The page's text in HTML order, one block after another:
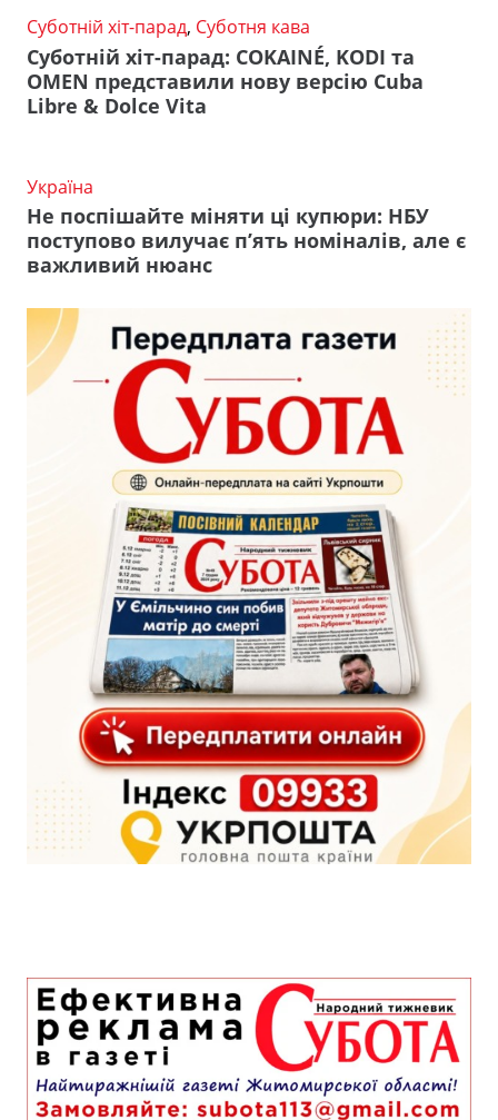
Суботній хіт-парад, Суботня кава
Суботній хіт-парад: COKAINÉ, KODI та
OMEN представили нову версію Cuba
Libre & Dolce Vita
Україна
Не поспішайте міняти ці купюри: НБУ
поступово вилучає п’ять номіналів, але є
важливий нюанс